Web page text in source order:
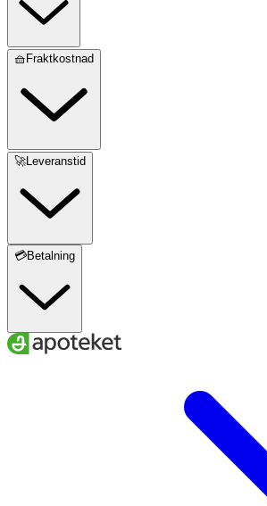
🧺Fraktkostnad
🚀Leveranstid
💳Betalning